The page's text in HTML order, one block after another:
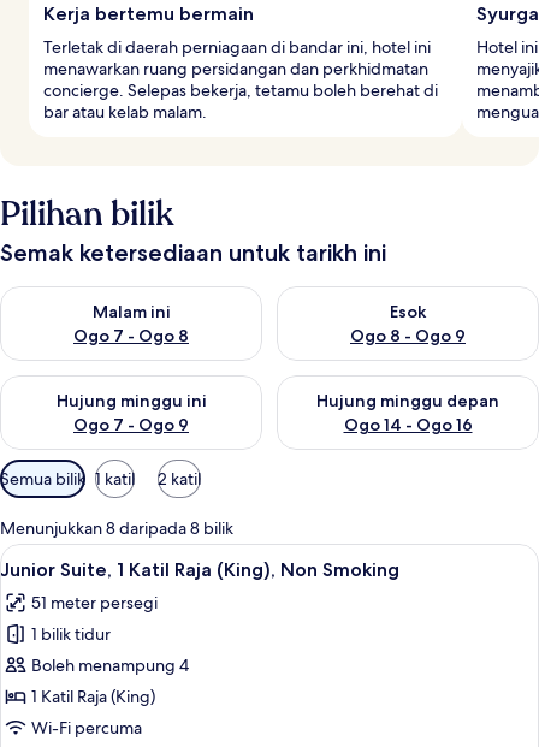
Kerja bertemu bermain
Terletak di daerah perniagaan di bandar ini, hotel ini
menawarkan ruang persidangan dan perkhidmatan
concierge. Selepas bekerja, tetamu boleh berehat di
bar atau kelab malam.
Hotel
Pilihan bilik
Semak ketersediaan untuk tarikh ini
Malam ini
Ogo 7 - Ogo 8
Semak ketersediaan untuk malam ini Ogo 7 - Ogo 8
Esok
Ogo 8 - Ogo 9
Semak ketersediaan untuk
Hujung minggu ini
Ogo 7 - Ogo 9
Semak ketersediaan untuk hujung minggu ini Ogo 7 - Ogo 9
Hujung minggu depan
Ogo 14 - Ogo 16
Semak ketersediaan untuk
Penapis
yang
tersedia
untuk
bilik
Semua bilik 1 katil 2 katil
Menunjukkan 8 daripada 8 bilik
Lihat
semua
foto
untuk
Junior
Suite,
1
Junior Suite, 1 Katil Raja (King),
7
Junior Suite, 1 Katil Raja (King), Non Smoking
51 meter persegi
1 bilik tidur
Boleh menampung 4
1 Katil Raja (King)
Wi-Fi percuma